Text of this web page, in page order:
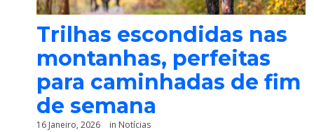
Trilhas escondidas nas
montanhas, perfeitas
para caminhadas de fim
de semana
16 Janeiro, 2026 in Notícias